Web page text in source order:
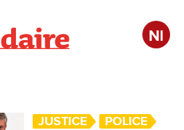
Nl
JUSTICE
POLICE